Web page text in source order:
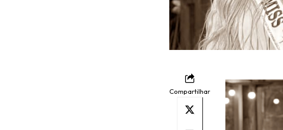
Compartilhar